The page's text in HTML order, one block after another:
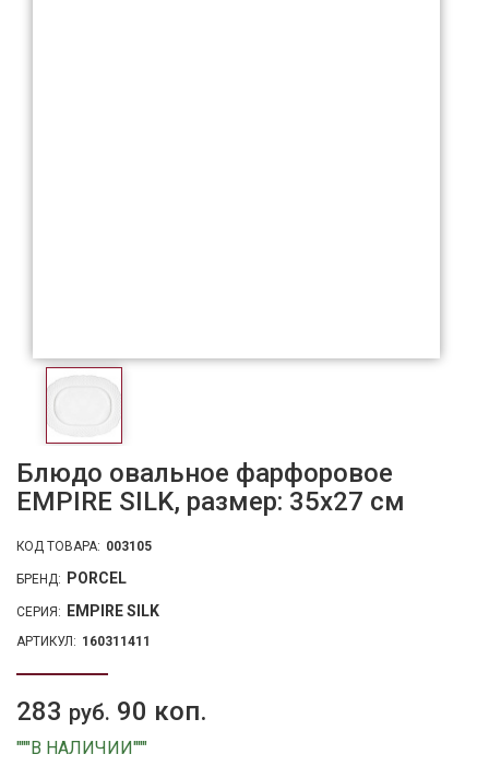
Блюдо овальное фарфоровое
EMPIRE SILK, размер: 35х27 см
КОД ТОВАРА: 003105
БРЕНД: PORCEL
СЕРИЯ: EMPIRE SILK
АРТИКУЛ: 160311411
283 руб. 90 коп.
"""В НАЛИЧИИ"""